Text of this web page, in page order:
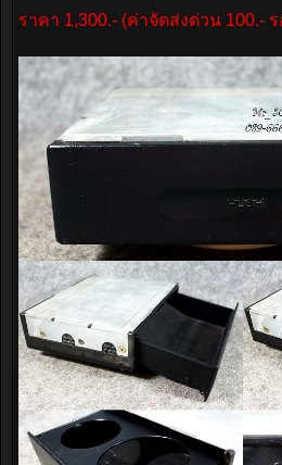
ราคา 1,300.- (ค่าจัดส่งด่วน 100.-